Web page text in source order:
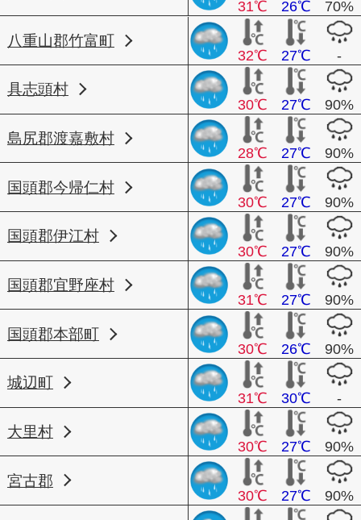
31℃ 26℃ 70%
八重山郡竹富町
32℃ 27℃ -
具志頭村
30℃ 27℃ 90%
島尻郡渡嘉敷村
28℃ 27℃ 90%
国頭郡今帰仁村
30℃ 27℃ 90%
国頭郡伊江村
30℃ 27℃ 90%
国頭郡宜野座村
31℃ 27℃ 90%
国頭郡本部町
30℃ 26℃ 90%
城辺町
31℃ 30℃ -
大里村
30℃ 27℃ 90%
宮古郡
30℃ 27℃ 90%